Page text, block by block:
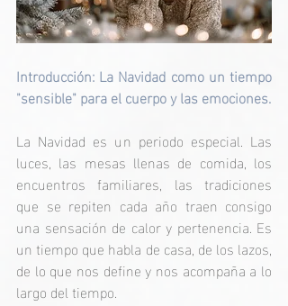
Introducción: La Navidad como un tiempo
"sensible" para el cuerpo y las emociones.
La Navidad es un periodo especial. Las
luces, las mesas llenas de comida, los
encuentros familiares, las tradiciones
que se repiten cada año traen consigo
una sensación de calor y pertenencia. Es
un tiempo que habla de casa, de los lazos,
de lo que nos define y nos acompaña a lo
largo del tiempo.